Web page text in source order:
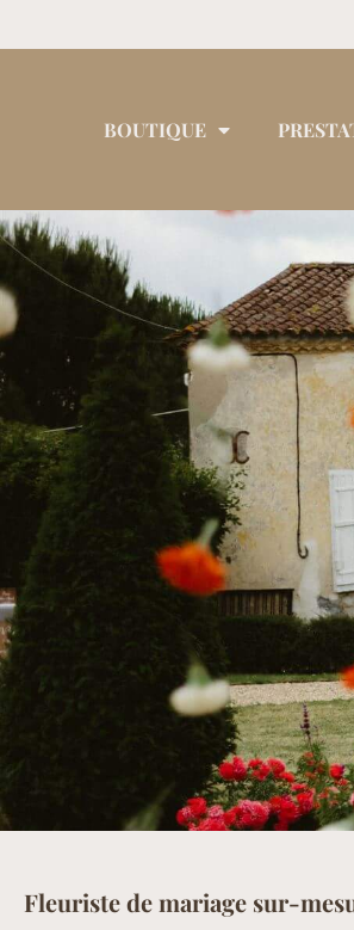
BOUTIQUE
Fleuriste de mariage sur-